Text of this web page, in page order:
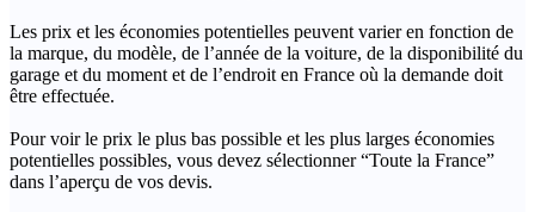
Les prix et les économies potentielles peuvent varier en fonction de
la marque, du modèle, de l’année de la voiture, de la disponibilité du
garage et du moment et de l’endroit en France où la demande doit
être effectuée.
Pour voir le prix le plus bas possible et les plus larges économies
potentielles possibles, vous devez sélectionner “Toute la France”
dans l’aperçu de vos devis.